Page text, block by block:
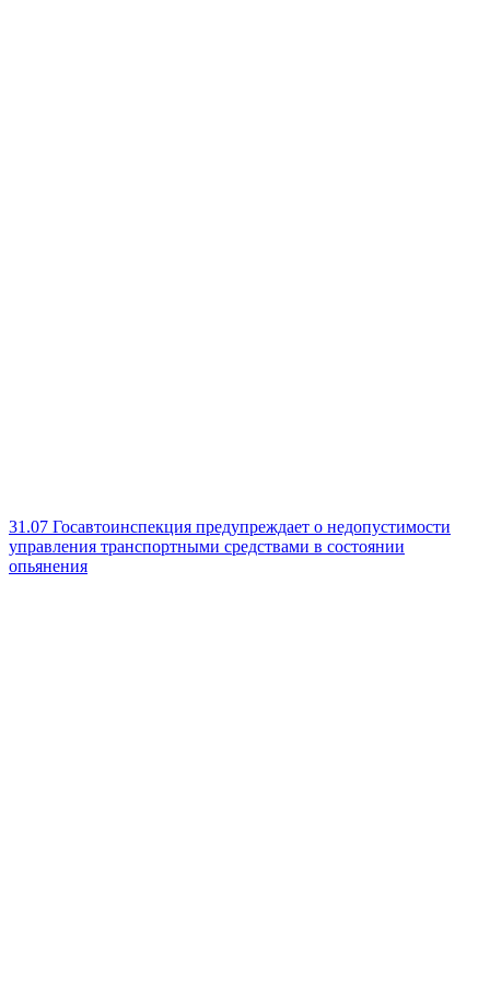
31.07 Госавтоинспекция предупреждает о недопустимости
управления транспортными средствами в состоянии
опьянения